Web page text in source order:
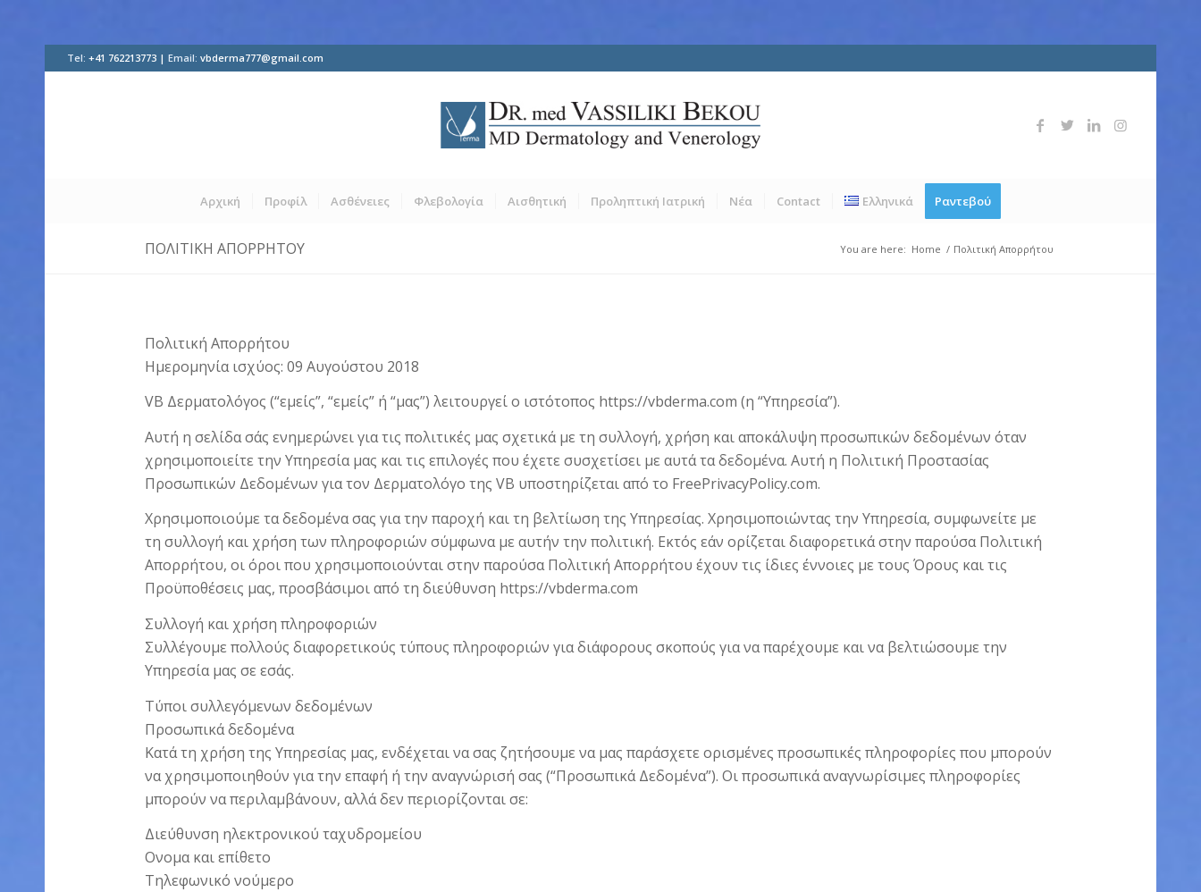
Tel: +41 762213773 | Email: vbderma777@gmail.com
Αρχική Προφίλ Ασθένειες Φλεβολογία Αισθητική Προληπτική Ιατρική Νέα Contact Ελληνικά Ραντεβού
ΠΟΛΙΤΙΚΉ ΑΠΟΡΡΉΤΟΥ You are here: Home / Πολιτική Απορρήτου
Πολιτική Απορρήτου
Ημερομηνία ισχύος: 09 Αυγούστου 2018
VB Δερματολόγος (“εμείς”, “εμείς” ή “μας”) λειτουργεί ο ιστότοπος https://vbderma.com (η “Υπηρεσία”).
Αυτή η σελίδα σάς ενημερώνει για τις πολιτικές μας σχετικά με τη συλλογή, χρήση και αποκάλυψη προσωπικών δεδομένων όταν
χρησιμοποιείτε την Υπηρεσία μας και τις επιλογές που έχετε συσχετίσει με αυτά τα δεδομένα. Αυτή η Πολιτική Προστασίας
Προσωπικών Δεδομένων για τον Δερματολόγο της VB υποστηρίζεται από το FreePrivacyPolicy.com.
Χρησιμοποιούμε τα δεδομένα σας για την παροχή και τη βελτίωση της Υπηρεσίας. Χρησιμοποιώντας την Υπηρεσία, συμφωνείτε με
τη συλλογή και χρήση των πληροφοριών σύμφωνα με αυτήν την πολιτική. Εκτός εάν ορίζεται διαφορετικά στην παρούσα Πολιτική
Απορρήτου, οι όροι που χρησιμοποιούνται στην παρούσα Πολιτική Απορρήτου έχουν τις ίδιες έννοιες με τους Όρους και τις
Προϋποθέσεις μας, προσβάσιμοι από τη διεύθυνση https://vbderma.com
Συλλογή και χρήση πληροφοριών
Συλλέγουμε πολλούς διαφορετικούς τύπους πληροφοριών για διάφορους σκοπούς για να παρέχουμε και να βελτιώσουμε την
Υπηρεσία μας σε εσάς.
Τύποι συλλεγόμενων δεδομένων
Προσωπικά δεδομένα
Κατά τη χρήση της Υπηρεσίας μας, ενδέχεται να σας ζητήσουμε να μας παράσχετε ορισμένες προσωπικές πληροφορίες που μπορούν
να χρησιμοποιηθούν για την επαφή ή την αναγνώρισή σας (“Προσωπικά Δεδομένα”). Οι προσωπικά αναγνωρίσιμες πληροφορίες
μπορούν να περιλαμβάνουν, αλλά δεν περιορίζονται σε:
Διεύθυνση ηλεκτρονικού ταχυδρομείου
Ονομα και επίθετο
Τηλεφωνικό νούμερο